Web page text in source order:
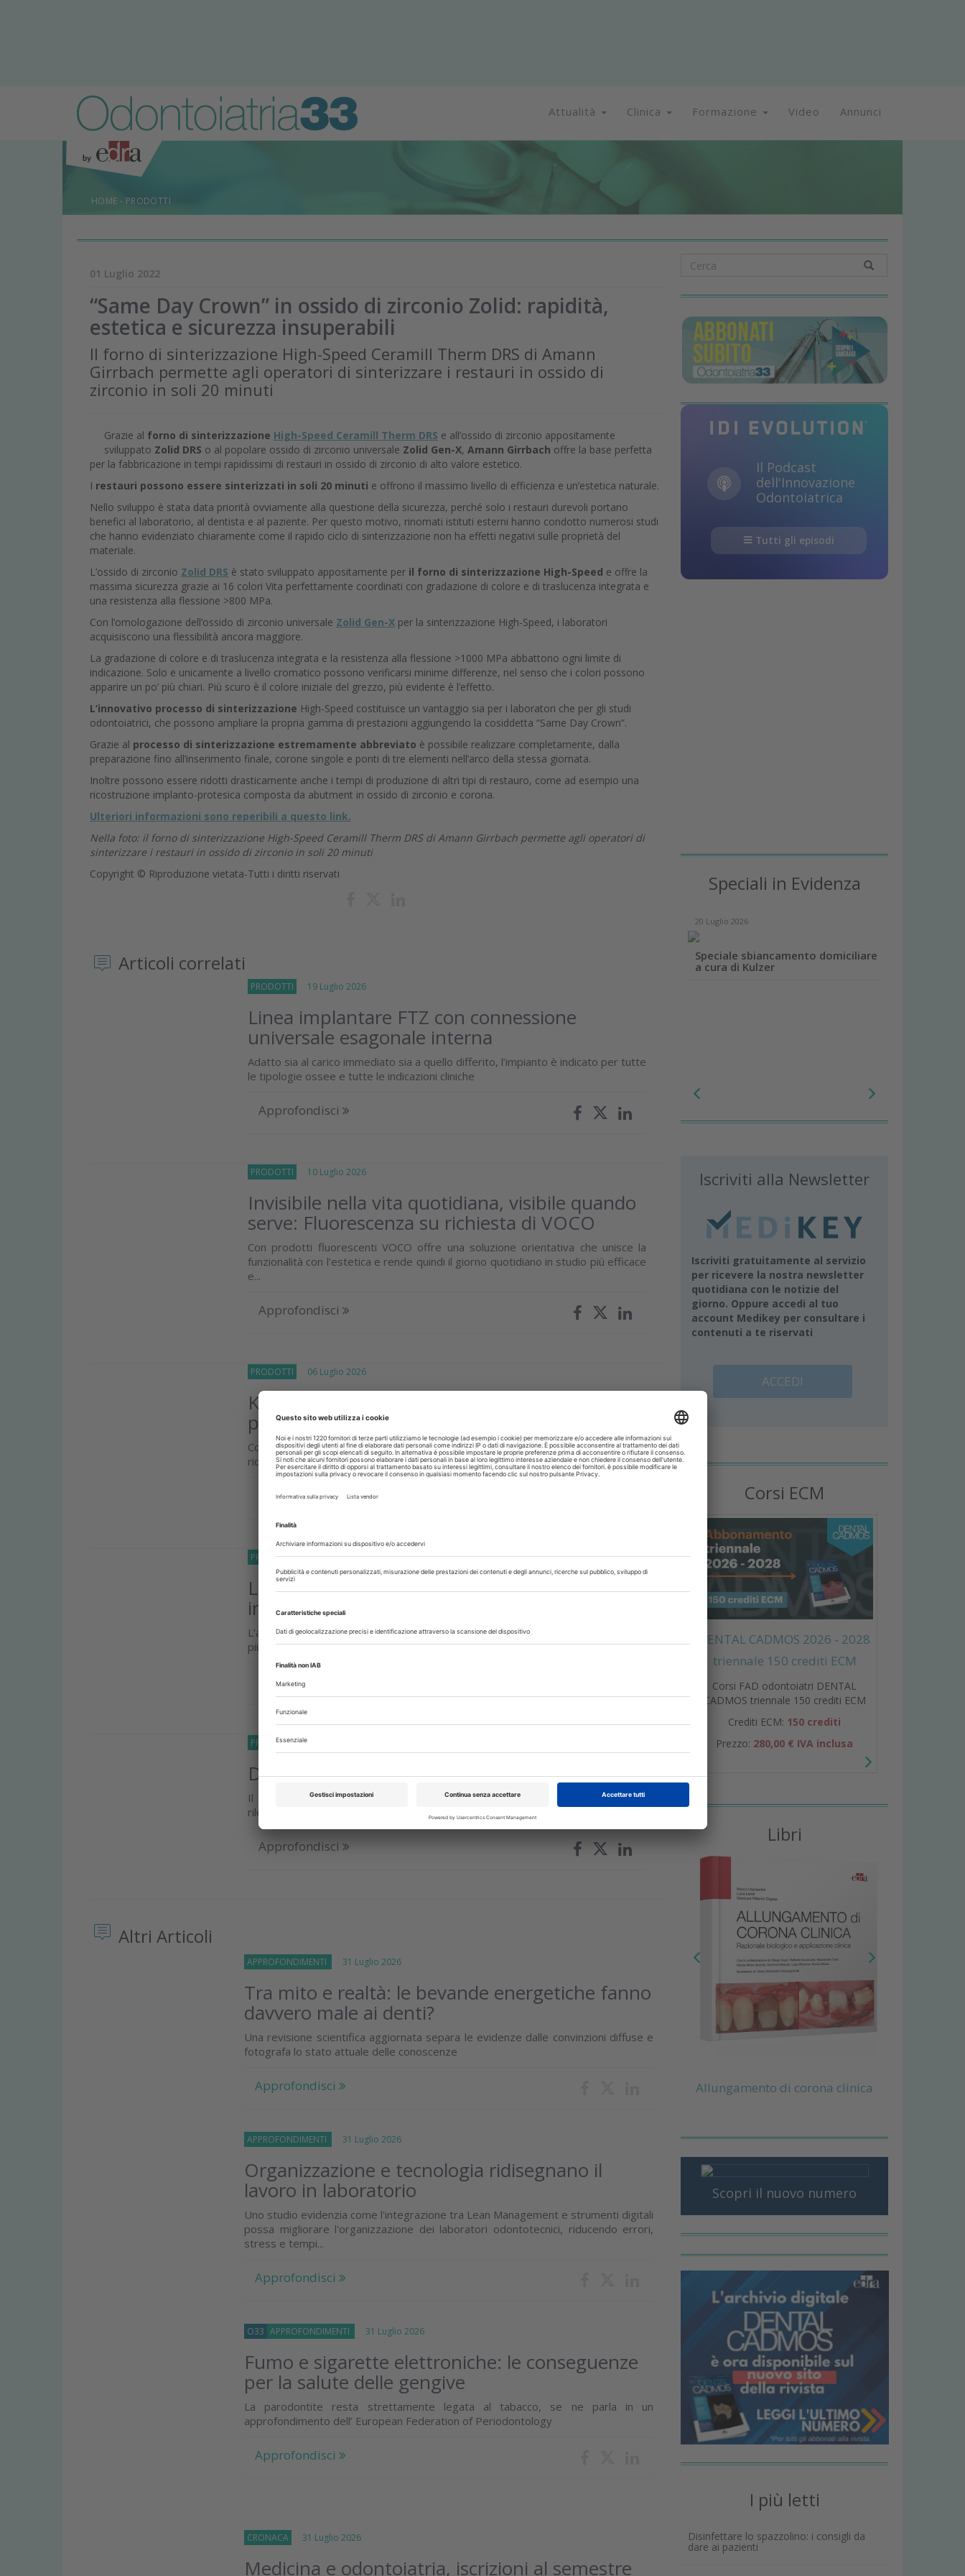
Attualità Clinica Formazione Video Annunci
HOME - PRODOTTI
01 Luglio 2022
“Same Day Crown” in ossido di zirconio Zolid: rapidità,
estetica e sicurezza insuperabili
Il forno di sinterizzazione High-Speed Ceramill Therm DRS di Amann
Girrbach permette agli operatori di sinterizzare i restauri in ossido di
zirconio in soli 20 minuti
Grazie al forno di sinterizzazione High-Speed Ceramill Therm DRS e all’ossido di zirconio appositamente
sviluppato Zolid DRS o al popolare ossido di zirconio universale Zolid Gen-X, Amann Girrbach offre la base perfetta
per la fabbricazione in tempi rapidissimi di restauri in ossido di zirconio di alto valore estetico.
I restauri possono essere sinterizzati in soli 20 minuti e offrono il massimo livello di efficienza e un’estetica naturale.
Nello sviluppo è stata data priorità ovviamente alla questione della sicurezza, perché solo i restauri durevoli portano
benefici al laboratorio, al dentista e al paziente. Per questo motivo, rinomati istituti esterni hanno condotto numerosi studi
che hanno evidenziato chiaramente come il rapido ciclo di sinterizzazione non ha effetti negativi sulle proprietà del
materiale.
L’ossido di zirconio Zolid DRS è stato sviluppato appositamente per il forno di sinterizzazione High-Speed e offre la
massima sicurezza grazie ai 16 colori Vita perfettamente coordinati con gradazione di colore e di traslucenza integrata e
una resistenza alla flessione >800 MPa.
Con l’omologazione dell’ossido di zirconio universale Zolid Gen-X per la sinterizzazione High-Speed, i laboratori
acquisiscono una flessibilità ancora maggiore.
La gradazione di colore e di traslucenza integrata e la resistenza alla flessione >1000 MPa abbattono ogni limite di
indicazione. Solo e unicamente a livello cromatico possono verificarsi minime differenze, nel senso che i colori possono
apparire un po’ più chiari. Più scuro è il colore iniziale del grezzo, più evidente è l’effetto.
L’innovativo processo di sinterizzazione High-Speed costituisce un vantaggio sia per i laboratori che per gli studi
odontoiatrici, che possono ampliare la propria gamma di prestazioni aggiungendo la cosiddetta “Same Day Crown”.
Grazie al processo di sinterizzazione estremamente abbreviato è possibile realizzare completamente, dalla
preparazione fino all’inserimento finale, corone singole e ponti di tre elementi nell’arco della stessa giornata.
Inoltre possono essere ridotti drasticamente anche i tempi di produzione di altri tipi di restauro, come ad esempio una
ricostruzione implanto-protesica composta da abutment in ossido di zirconio e corona.
Ulteriori informazioni sono reperibili a questo link.
Nella foto: il forno di sinterizzazione High-Speed Ceramill Therm DRS di Amann Girrbach permette agli operatori di
sinterizzare i restauri in ossido di zirconio in soli 20 minuti
Copyright © Riproduzione vietata-Tutti i diritti riservati
Articoli correlati
PRODOTTI 19 Luglio 2026
Linea implantare FTZ con connessione
universale esagonale interna
Adatto sia al carico immediato sia a quello differito, l’impianto è indicato per tutte
le tipologie ossee e tutte le indicazioni cliniche
Approfondisci
PRODOTTI 10 Luglio 2026
Invisibile nella vita quotidiana, visibile quando
serve: Fluorescenza su richiesta di VOCO
Con prodotti fluorescenti VOCO offre una soluzione orientativa che unisce la
funzionalità con l’estetica e rende quindi il giorno quotidiano in studio più efficace
e...
Approfondisci
PRODOTTI 06 Luglio 2026
Kulzer Vivida: sbiancamento dentale
professionale per uso domiciliare
Consente uno sbiancamento efficace e delicato con un tempo di applicazione
ridotto; una combinazione vantaggiosa sia per i dentisti sia per i pazienti
Approfondisci
PRODOTTI 26 Giugno 2026
La nuova soluzione per iniziare la pulizia
interdentale
L’azienda svedese lancia TePe EasyFit, per promuovere abitudini di igiene orale
più sane
Approfondisci
PRODOTTI 12 Giugno 2026
Dentsply Sirona lancia Smart View - Detect
Il primo ausilio diagnostico al mondo abilitato all'IA approvato dalla FDA per
rilevare i denti con radiolucenze periapicali nelle CBCT
Approfondisci
Altri Articoli
APPROFONDIMENTI 31 Luglio 2026
Tra mito e realtà: le bevande energetiche fanno
davvero male ai denti?
Una revisione scientifica aggiornata separa le evidenze dalle convinzioni diffuse e
fotografa lo stato attuale delle conoscenze
Approfondisci
APPROFONDIMENTI 31 Luglio 2026
Organizzazione e tecnologia ridisegnano il
lavoro in laboratorio
Uno studio evidenzia come l'integrazione tra Lean Management e strumenti digitali
possa migliorare l'organizzazione dei laboratori odontotecnici, riducendo errori,
stress e tempi...
Approfondisci
O33 APPROFONDIMENTI 31 Luglio 2026
Fumo e sigarette elettroniche: le conseguenze
per la salute delle gengive
La parodontite resta strettamente legata al tabacco, se ne parla in un
approfondimento dell’ European Federation of Periodontology
Approfondisci
CRONACA 31 Luglio 2026
Medicina e odontoiatria, iscrizioni al semestre
Il Podcast
dell'Innovazione
Odontoiatrica
Tutti gli episodi
Speciali in Evidenza
20 Luglio 2026
Speciale sbiancamento domiciliare
a cura di Kulzer
Iscriviti alla Newsletter
Iscriviti gratuitamente al servizio
per ricevere la nostra newsletter
quotidiana con le notizie del
giorno. Oppure accedi al tuo
account Medikey per consultare i
contenuti a te riservati
ACCEDI
Corsi ECM
DENTAL CADMOS 2026 - 2028
triennale 150 crediti ECM
Corsi FAD odontoiatri DENTAL
CADMOS triennale 150 crediti ECM
Crediti ECM: 150 crediti
Prezzo: 280,00 € IVA inclusa
Libri
Allungamento di corona clinica
Scopri il nuovo numero
I più letti
Disinfettare lo spazzolino: i consigli da
dare ai pazienti